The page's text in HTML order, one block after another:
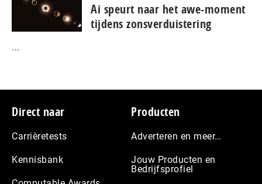
Ai speurt naar het awe-moment
tijdens zonsverduistering
...
Footer
Direct naar
Carrièretests
Kennisbank
Producten
Adverteren en meer…
Jouw Producten en
Bedrijfsprofiel